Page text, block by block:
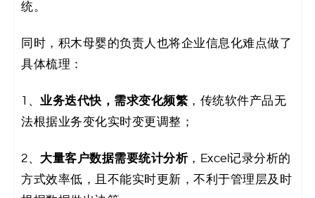
统。
同时，积木母婴的负责人也将企业信息化难点做了
具体梳理：
1、 业务迭代快，需求变化频繁 ，传统软件产品无
法根据业务变化实时变更调整；
2、 大量客户数据需要统计分析，Excel记录分析的
方式效率低，且不能实时更新，不利于管理层及时